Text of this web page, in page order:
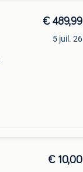
€ 489,99
5 juil. 26
€ 10,00